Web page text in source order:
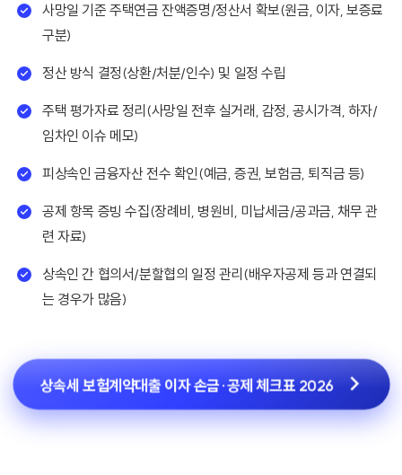
사망일 기준 주택연금 잔액증명/정산서 확보(원금, 이자, 보증료
구분)
정산 방식 결정(상환/처분/인수) 및 일정 수립
주택 평가자료 정리(사망일 전후 실거래, 감정, 공시가격, 하자/
임차인 이슈 메모)
피상속인 금융자산 전수 확인(예금, 증권, 보험금, 퇴직금 등)
공제 항목 증빙 수집(장례비, 병원비, 미납세금/공과금, 채무 관
련 자료)
상속인 간 협의서/분할협의 일정 관리(배우자공제 등과 연결되
는 경우가 많음)
상속세 보험계약대출 이자 손금·공제 체크표 2026